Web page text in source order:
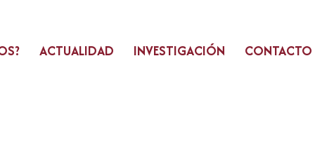
ACTUALIDAD INVESTIGACIÓN CONTACTO